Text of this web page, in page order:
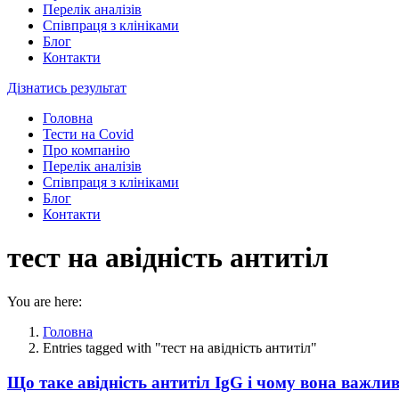
Перелік аналізів
Співпраця з клініками
Блог
Контакти
Дізнатись результат
Головна
Тести на Covid
Про компанію
Перелік аналізів
Співпраця з клініками
Блог
Контакти
тест на авідність антитіл
You are here:
Головна
Entries tagged with "тест на авідність антитіл"
Що таке авідність антитіл IgG і чому вона